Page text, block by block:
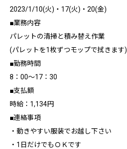
2023/1/10(火)・17(火)・20(金)
■業務内容
パレットの清掃と積み替え作業
(パレットを1枚ずつモップで拭きます)
■勤務時間
8：00～17：30
■支払額
時給：1,134円
■連絡事項
・動きやすい服装でお越し下さい
・1日だけでもＯＫです